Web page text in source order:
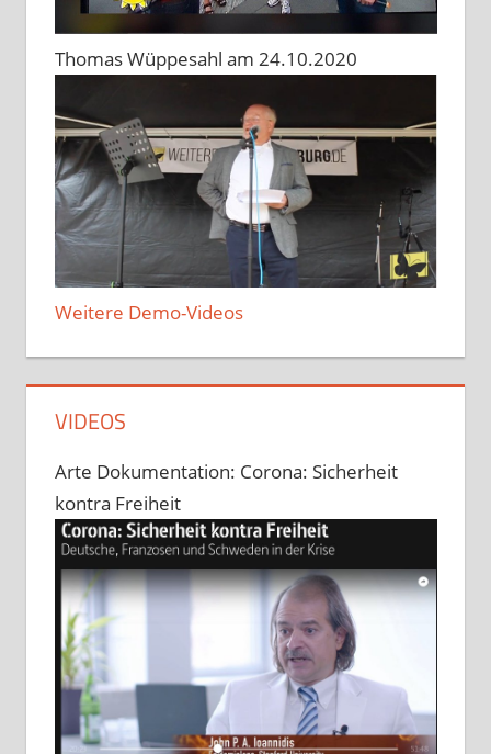
Thomas Wüppesahl am 24.10.2020
Weitere Demo-Videos
VIDEOS
Arte Dokumentation: Corona: Sicherheit
kontra Freiheit